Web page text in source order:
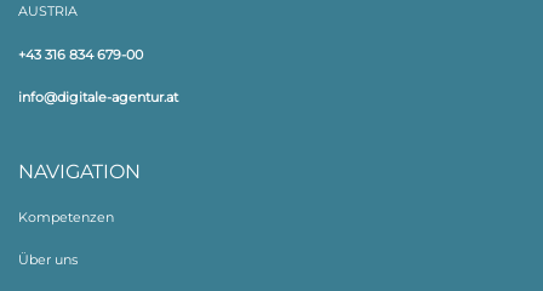
AUSTRIA
+43 316 834 679-00
info@digitale-agentur.at
NAVIGATION
Kompetenzen
Über uns